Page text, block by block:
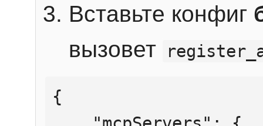
Вставьте конфиг
вызовет
{